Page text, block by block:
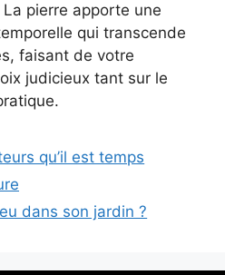
pierre apporte une
qui transcende
faisant de votre
judicieux tant sur le
qu’il est temps
dans son jardin ?